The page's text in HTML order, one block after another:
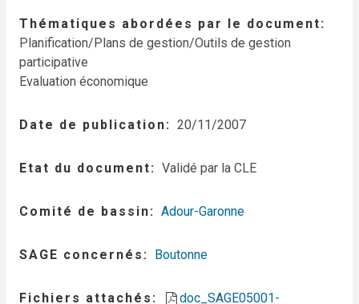
Thématiques abordées par le document
Planification/Plans de gestion/Outils de gestion
participative
Evaluation économique
Date de publication 20/11/2007
Etat du document Validé par la CLE
Comité de bassin Adour-Garonne
SAGE concernés Boutonne
Fichiers attachés
doc_SAGE05001-